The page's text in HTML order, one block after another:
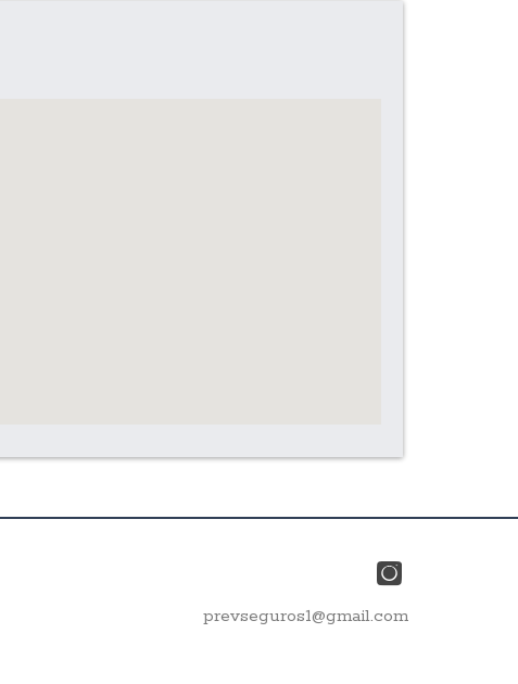
prevseguros1@gmail.com